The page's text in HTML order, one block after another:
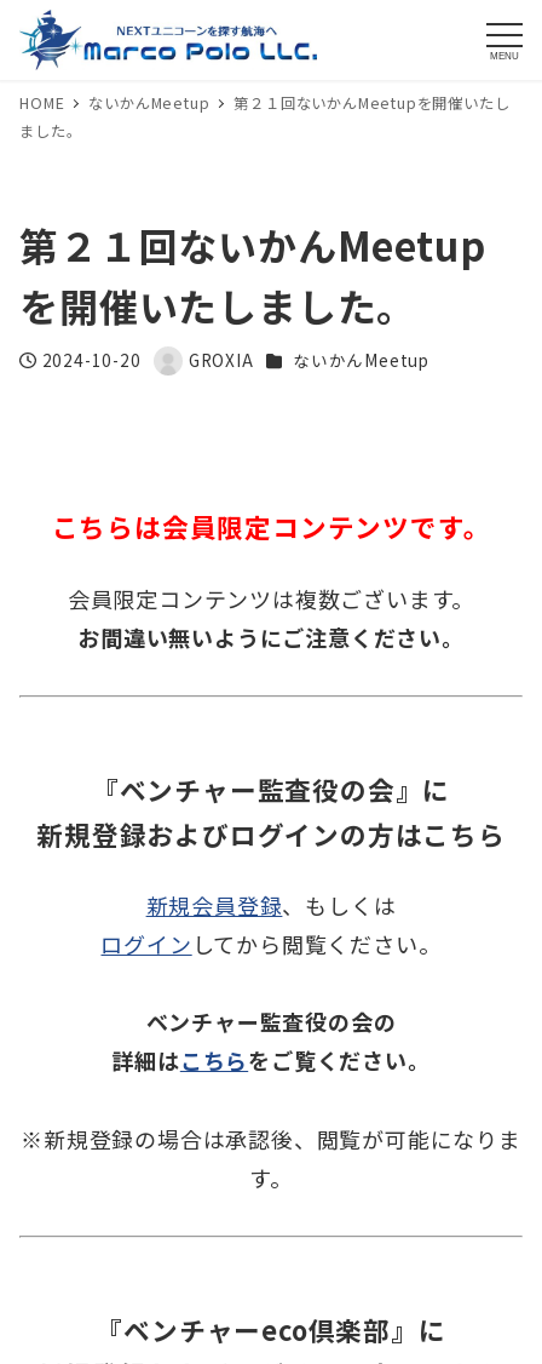
MENU
HOME ないかんMeetup
第２１回ないかんMeetupを開催いたし
ました。
第２１回ないかんMeetup
を開催いたしました。
投稿日
2024-10-20
著
GROXIA カテゴリー
ないかんMeetup
こちらは会員限定コンテンツです。
会員限定コンテンツは複数ございます。
お間違い無いようにご注意ください。
『ベンチャー監査役の会』に
新規登録およびログインの方はこちら
新規会員登録、もしくは
ログイン してから閲覧ください。
ベンチャー監査役の会の
詳細はこちらをご覧ください。
※新規登録の場合は承認後、 閲覧が可能になりま
す。
『ベンチャーeco倶楽部』に